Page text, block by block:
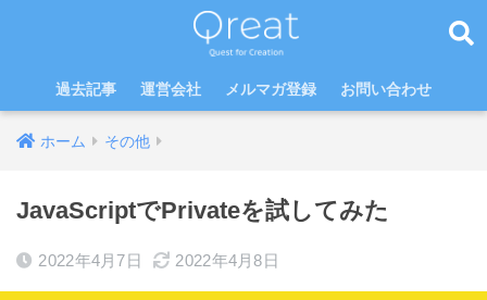
過去記事 運営会社 メルマガ登録 お問い合わせ
ホーム その他
JavaScriptでPrivateを試してみた
2022年4月7日 2022年4月8日